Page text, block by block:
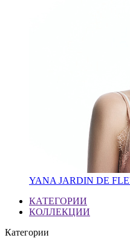
YANA JARDIN DE
КАТЕГОРИИ
КОЛЛЕКЦИИ
Категории